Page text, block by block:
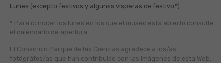
Lunes (excepto festivos y algunas vísperas de festivo*)
* Para conocer los lunes en los que el museo está abierto consulte
el calendario de apertura
El Consorcio Parque de las Ciencias agradece a los/as
fotógráfos/as que han contribuido con las imágenes de esta Web: